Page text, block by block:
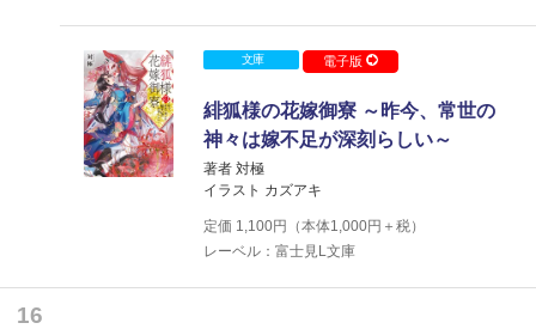
文庫 電子版
緋狐様の花嫁御寮 ～昨今、常世の
神々は嫁不足が深刻らしい～
著者 対極
イラスト カズアキ
定価 1,100円（本体1,000円＋税）
レーベル：富士見L文庫
16